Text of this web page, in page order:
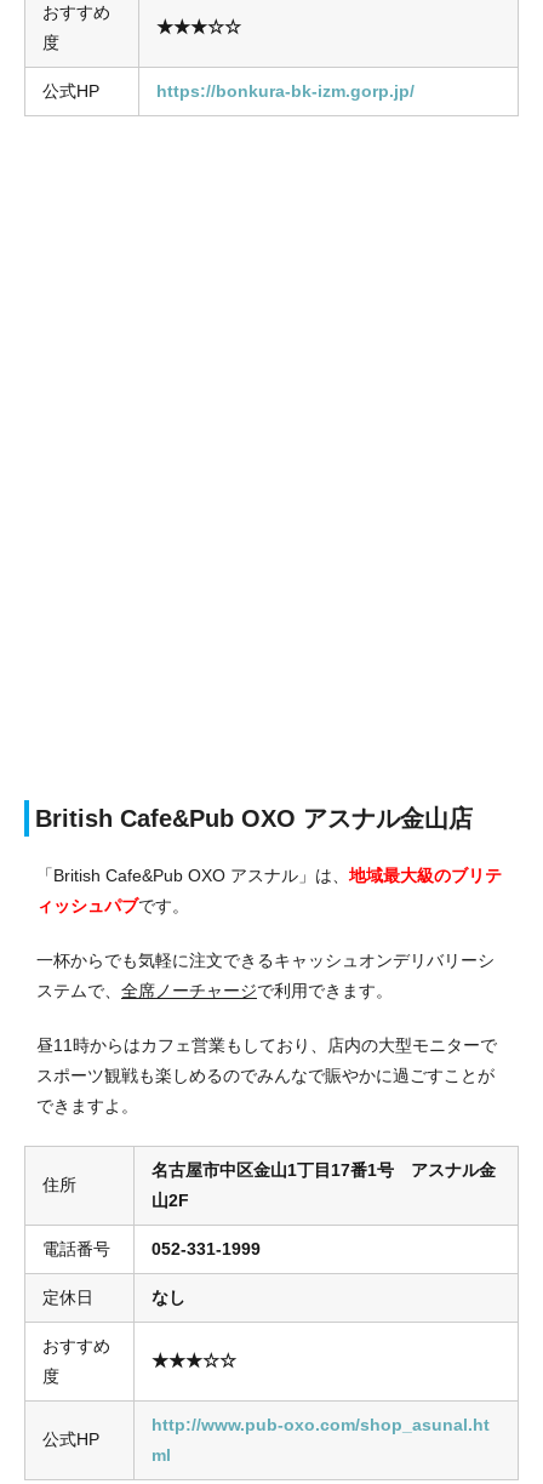
おすすめ
度
★★★☆☆
公式HP https://bonkura-bk-izm.gorp.jp/
British Cafe&Pub OXO アスナル金山店
「British Cafe&Pub OXO アスナル」は、 地域最大級のブリテ
ィッシュパブです。
一杯からでも気軽に注文できるキャッシュオンデリバリーシ
ステムで、 全席ノーチャージで利用できます。
昼11時からはカフェ営業もしており、店内の大型モニターで
スポーツ観戦も楽しめるのでみんなで賑やかに過ごすことが
できますよ。
住所
名古屋市中区金山1丁目17番1号 アスナル金
山2F
電話番号 052-331-1999
定休日 なし
おすすめ
度
★★★☆☆
公式HP
http://www.pub-oxo.com/shop_asunal.ht
ml